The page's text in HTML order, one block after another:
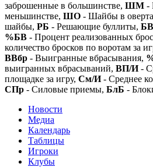
заброшенные в большинстве, ШМ -
меньшинстве, ШО - Шайбы в
шайбы, РБ - Решающие буллиты, БВ
%БВ - Процент реализованных
количество бросков по воротам за
ВВбр - Выигранные вбрасывания,
выигранных вбрасываний, ВП/И-
площадке за игру, См/И- Среднее
СПр - Силовые приемы, БлБ -
Новости
Медиа
Календарь
Таблицы
Игроки
Клубы